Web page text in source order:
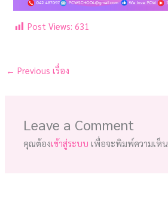
Post Views: 631
← Previous เรื่อง
Leave a Comment
คุณต้องเข้าสู่ระบบ เพื่อจะพิมพ์ความเห็น